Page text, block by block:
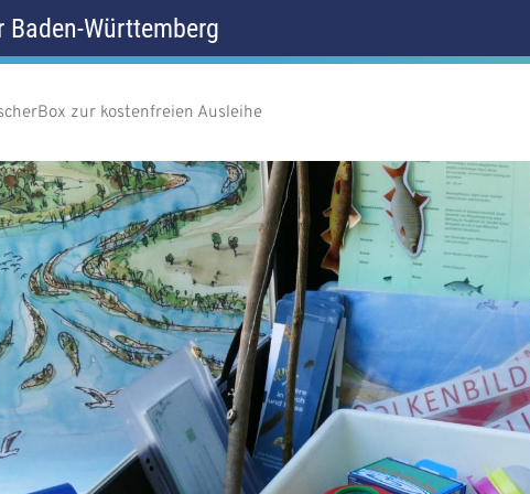
Baden-Württemberg
zur kostenfreien Ausleihe